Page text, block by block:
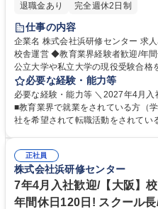
退職金あり
完全週休2日制
仕事の内容
企業名 株式会社浜研修センター 求人名 ＼2027年4月入社歓迎／【兵庫】
校舎運営 ◆教育業界経験者歓迎/年間休日120日！ 仕
公立大学や私立大学の現役受験合格
「河合塾マナビス」の校舎運営をお
までの受け入れが可能です。 【具体的に】■生徒のサポート ■アシスタン
トアドバイザー（大学生アルバイト
収支管理 ■集客・戦略立案と実行 【
します。※講師ではないため、授業を担
種 ＼2027年4月入社歓迎／【兵庫
休日120日！
必要な経験・能力等
必要な経験・能力等 ＼2027年4月
■教育業界で就業をされている方（
社を希望されて転職活動をされている方 【入社後の流れ】座学やロ
握。配属後も、本部から研修を受け
おり、校舎長→ブロック長と順調に
続けながら働き方を改善されたい方
おすすめです！ 学歴・資格
正社員
株式会社浜研修センター
7年4月入社歓迎/【大阪】
年間休日120日! スクール